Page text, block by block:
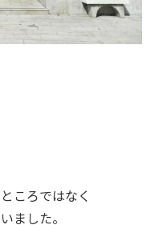
ころではなく
ました。